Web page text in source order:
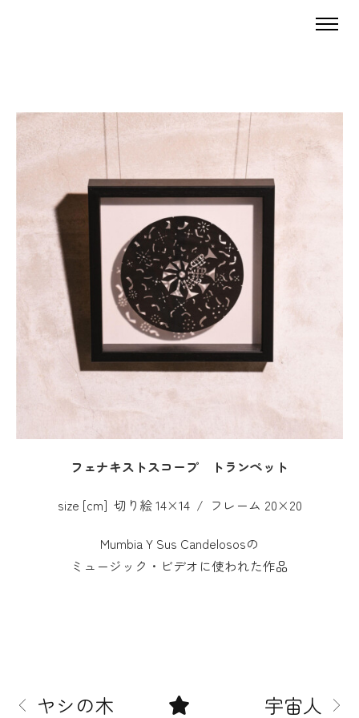
フェナキストスコープ トランペット
size [cm] 切り絵 14×14 / フレーム 20×20
Mumbia Y Sus Candelososの
ミュージック・ビデオに使われた作品
ヤシの木 宇宙人